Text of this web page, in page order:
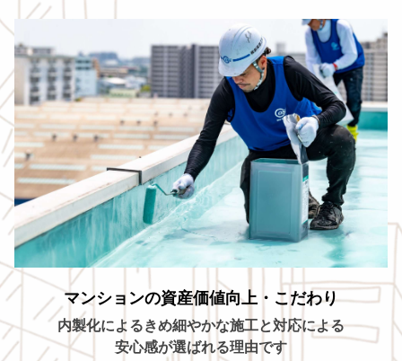
マンションの資産価値向上・こだわり
内製化によるきめ細やかな施工と対応による
安心感が選ばれる理由です